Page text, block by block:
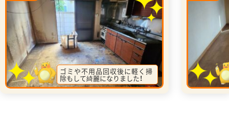
ゴミや不用品回収後に軽く掃
除もして綺麗になりました！